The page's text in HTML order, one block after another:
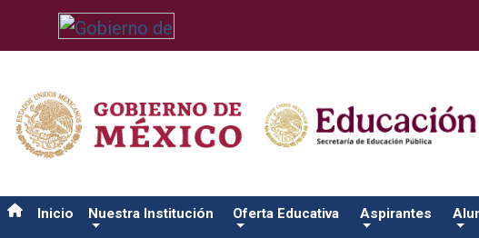
/usr/bin/ruby /www/wwwroot/sjuanrio.tecnm.mx/api/article.rb 43-
Inicio Nuestra Institución Oferta Educativa Aspirantes